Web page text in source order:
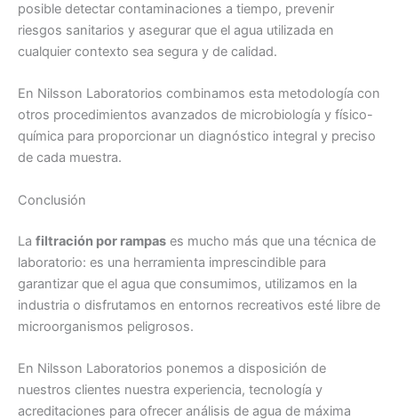
posible detectar contaminaciones a tiempo, prevenir
riesgos sanitarios y asegurar que el agua utilizada en
cualquier contexto sea segura y de calidad.
En Nilsson Laboratorios combinamos esta metodología con
otros procedimientos avanzados de microbiología y físico-
química para proporcionar un diagnóstico integral y preciso
de cada muestra.
Conclusión
La filtración por rampas es mucho más que una técnica de
laboratorio: es una herramienta imprescindible para
garantizar que el agua que consumimos, utilizamos en la
industria o disfrutamos en entornos recreativos esté libre de
microorganismos peligrosos.
En Nilsson Laboratorios ponemos a disposición de
nuestros clientes nuestra experiencia, tecnología y
acreditaciones para ofrecer análisis de agua de máxima